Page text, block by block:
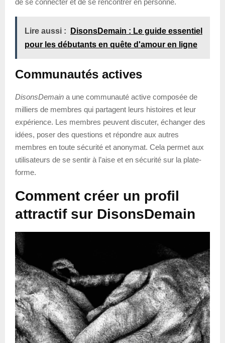
de se connecter et de se rencontrer en personne.
Lire aussi :
DisonsDemain : Le guide essentiel
pour les débutants en quête d'amour en ligne
Communautés actives
DisonsDemain a une communauté active composée de
milliers de membres qui partagent leurs histoires et leur
expérience. Les membres peuvent discuter, échanger des
idées, poser des questions et répondre aux autres
membres en toute sécurité et anonymat. Cela permet aux
utilisateurs de se sentir à l’aise et en sécurité sur la plate-
forme.
Comment créer un profil
attractif sur DisonsDemain